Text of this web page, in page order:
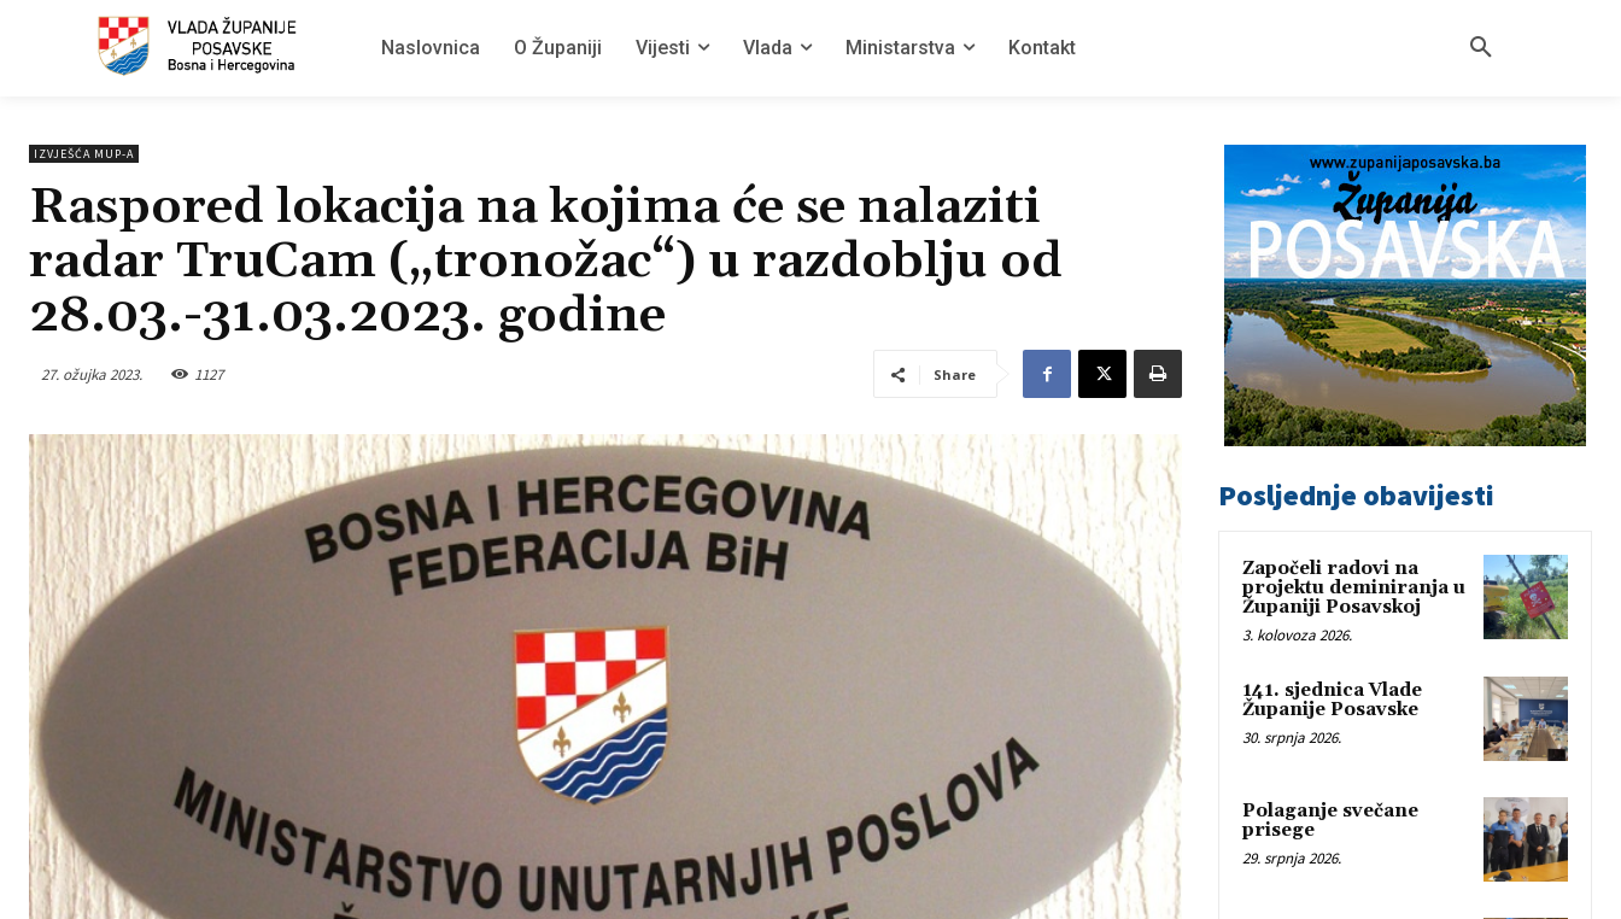
Naslovnica O Županiji Vijesti Vlada Ministarstva Kontakt
IZVJEŠĆA MUP-A
Raspored lokacija na kojima će se nalaziti
radar TruCam („tronožac“) u razdoblju od
28.03.-31.03.2023. godine
27. ožujka 2023. 1127 Share
Posljednje obavijesti
Započeli radovi na
projektu deminiranja u
Županiji Posavskoj
3. kolovoza 2026.
141. sjednica Vlade
Županije Posavske
30. srpnja 2026.
Polaganje svečane
prisege
29. srpnja 2026.